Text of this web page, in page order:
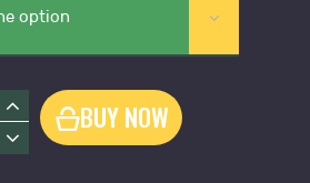
5
0
BUY NOW